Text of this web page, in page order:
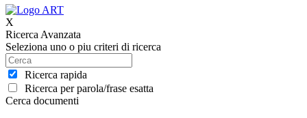
X
Ricerca Avanzata
Seleziona uno o piu criteri di ricerca
Ricerca rapida
Ricerca per parola/frase esatta
Cerca documenti